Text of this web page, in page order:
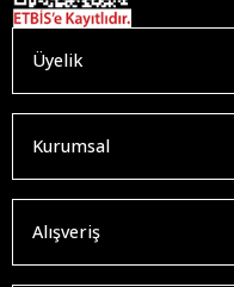
Üyelik
Kurumsal
Alışveriş